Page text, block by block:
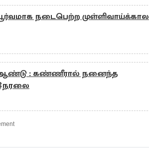
நடைபெற்ற முள்ளிவாய்க்கால
ஆண்டு : கண்ணீரால் நனைந்த